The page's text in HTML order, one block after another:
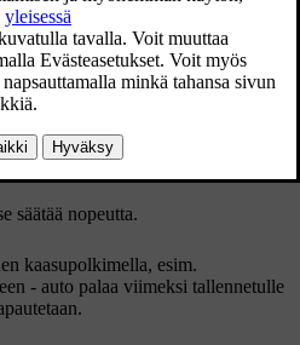
ja asetetaan valmiustilaan, jos
-asentoon.
nopeutta kauemmin kuin
säätää nopeutta.
kaasupolkimella, esim.
- auto palaa viimeksi tallennetulle